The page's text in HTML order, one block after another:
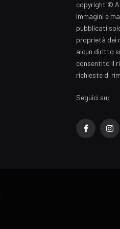
copyright ©
Immagini e
pubblicati
proprietà dei
alcun diritto
consentito il
richieste di
Seguici su:
Facebook